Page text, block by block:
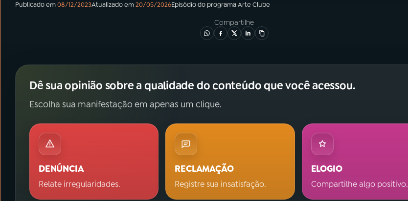
Publicado em08/12/2023Atualizado em20/05/2026Episódiodo programaArte Clube
Compartilhe
Dê sua opinião sobre a qualidade do conteúdo que você acessou.
Escolha sua manifestação em apenas um clique.
DENÚNCIA
Relate irregularidades.
RECLAMAÇÃO
Registre sua insatisfação.
ELOGIO
Compartilhe algo positivo.